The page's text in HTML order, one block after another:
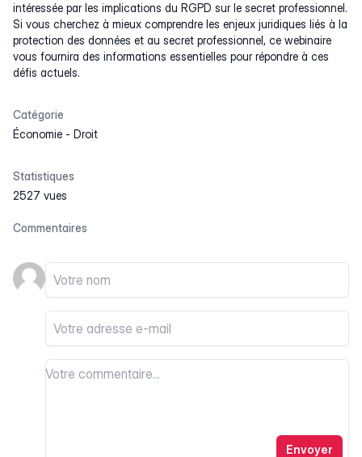
intéressée par les implications du RGPD sur le secret professionnel.
Si vous cherchez à mieux comprendre les enjeux juridiques liés à la
protection des données et au secret professionnel, ce webinaire
vous fournira des informations essentielles pour répondre à ces
défis actuels.
Catégorie
Économie - Droit
Statistiques
2527 vues
Commentaires
Votre nom
Votre email
Votre commentaire
Votre commentaire
Envoyer